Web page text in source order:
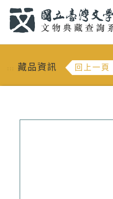
::: 藏品資訊 回上一頁